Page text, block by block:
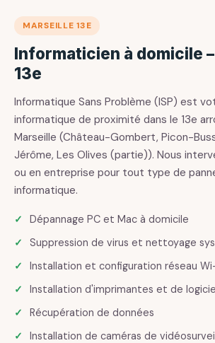
MARSEILLE 13E
Informaticien à domicile
13e
Informatique Sans Problème (ISP) est
informatique de proximité dans le 13e
Marseille (Château-Gombert, Picon-
Jérôme, Les Olives (partie)). Nous
ou en entreprise pour tout type de
informatique.
Dépannage PC et Mac à domicile
Suppression de virus et nettoyage
Installation et configuration réseau
Installation d'imprimantes et de
Récupération de données
Installation de caméras de